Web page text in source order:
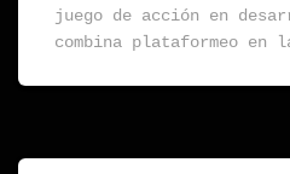
juego de acción en
combina plataformeo en